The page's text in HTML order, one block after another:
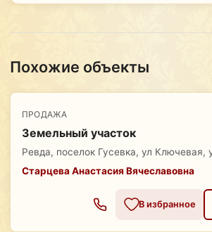
Похожие объекты
ПРОДАЖА
Земельный участок
Ревда, поселок Гусевка, ул Ключевая,
Старцева Анастасия Вячеславовна
В избранное